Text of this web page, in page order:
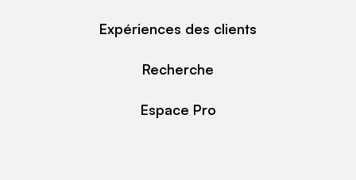
Expériences des clients
Recherche
Espace Pro